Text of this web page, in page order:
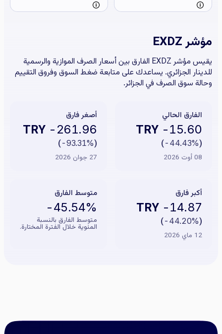
مؤشر EXDZ
يقيس مؤشر EXDZ الفارق بين أسعار الصرف الموازية والرسمية
للدينار الجزائري. يساعدك على متابعة ضغط السوق وفروق التقييم
وحالة سوق الصرف في الجزائر.
الفارق الحالي
-15.60
TRY
(
-44.43%
)
08 أوت 2026
أصغر فارق
-261.96
(
-93.31%
)
27 جوان 2026
أكبر فارق
-14.87
TRY
(
-44.20%
)
12 ماي 2026
متوسط الفارق
-45.54%
متوسط الفارق بالنسبة
المئوية خلال الفترة المختارة.